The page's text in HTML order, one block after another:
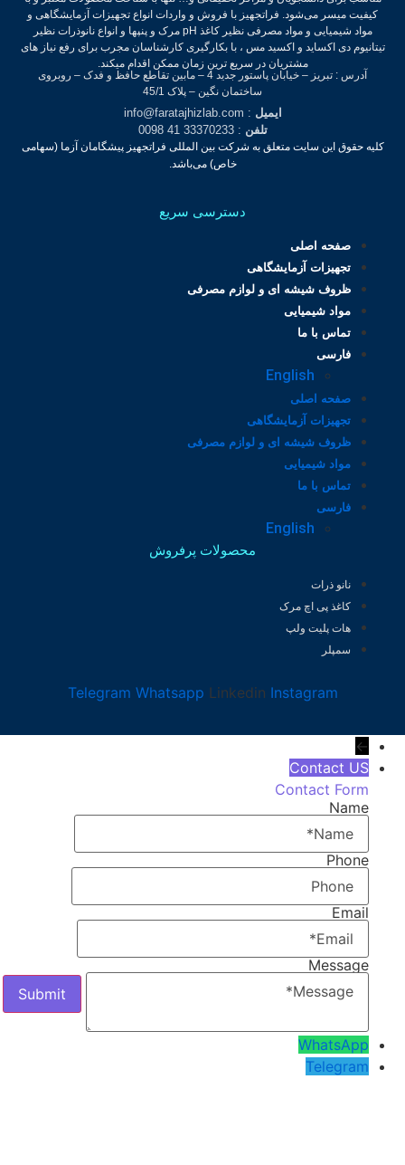
کیفیت میسر می‌شود.فراتجهیز با فروش و واردات انواع تجهیزات آزمایشگاهی و
مواد شیمیایی و مواد مصرفی نظیر کاغذ pH مرک و پنپها و انواع نانوذرات نظیر
تیتانیوم دی اکساید و اکسید مس ، با بکارگیری کارشناسان مجرب برای رفع نیاز های
مشتریان در سریع ترین زمان ممکن اقدام میکند.
آدرس : تبریز – خیابان پاستور جدید 4 – مابین تقاطع حافظ و فدک – روبروی
ساختمان نگین – پلاک 45/1
ایمیل: info@faratajhizlab.com
تلفن: 33370233 41 0098
کلیه حقوق این سایت متعلق به شرکت بین المللی فراتجهیز پیشگامان آزما (سهامی
خاص) می‌باشد.
دسترسی سریع
صفحه اصلی
تجهیزات آزمایشگاهی
ظروف شیشه ای و لوازم مصرفی
مواد شیمیایی
تماس با ما
فارسی
English
صفحه اصلی
تجهیزات آزمایشگاهی
ظروف شیشه ای و لوازم مصرفی
مواد شیمیایی
تماس با ما
فارسی
English
محصولات پرفروش
نانو ذرات
کاغذ پی اچ مرک
هات پلیت ولپ
سمپلر
Telegram Whatsapp Linkedin Instagram
←
Contact US
Contact Form
Name
Phone
Email
Message
WhatsApp
Telegram